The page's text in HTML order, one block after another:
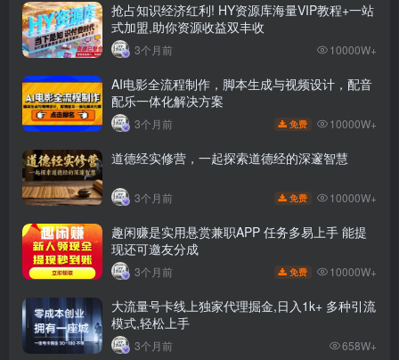
抢占知识经济红利! HY资源库海量VIP教程+一站
式加盟,助你资源收益双丰收
3个月前 10000W+
AI电影全流程制作，脚本生成与视频设计，配音
配乐一体化解决方案
3个月前 免费 10000W+
道德经实修营，一起探索道德经的深邃智慧
3个月前 免费 10000W+
趣闲赚是实用悬赏兼职APP 任务多易上手 能提
现还可邀友分成
3个月前 免费 10000W+
大流量号卡线上独家代理掘金,日入1k+ 多种引流
模式,轻松上手
3个月前 658W+